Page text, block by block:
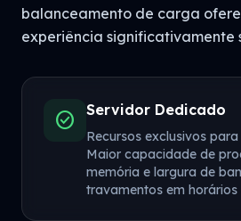
balanceamento de carga
experiência significativamente
check_circle Servidor Dedicado
Recursos exclusivos
Maior capacidade de
memória e largura de
travamentos em horários